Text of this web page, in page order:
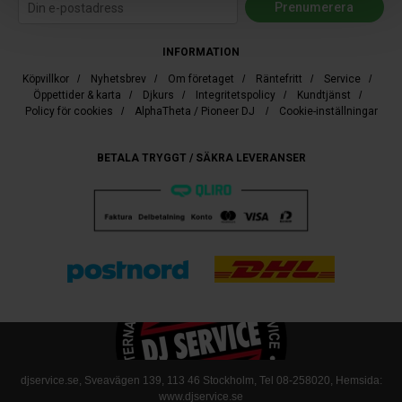
INFORMATION
Köpvillkor / Nyhetsbrev / Om företaget / Räntefritt / Service /
Öppettider & karta / Djkurs / Integritetspolicy / Kundtjänst /
Policy för cookies / AlphaTheta / Pioneer DJ / Cookie-inställningar
BETALA TRYGGT / SÄKRA LEVERANSER
djservice.se, Sveavägen 139, 113 46 Stockholm, Tel 08-258020, Hemsida:
www.djservice.se